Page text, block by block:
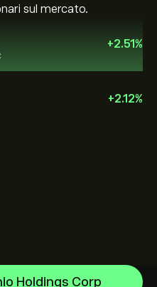
sul mercato.
+2.51%
+2.12%
Holdings Corp